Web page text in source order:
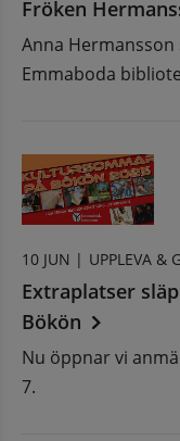
Fröken
Anna
Emmaboda
10 JUN | UPPLEVA &
Extraplatser
Bökön
Nu öppnar vi
7.